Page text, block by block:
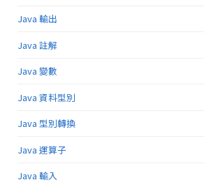
Java 輸出
Java 註解
Java 變數
Java 資料型別
Java 型別轉換
Java 運算子
Java 輸入